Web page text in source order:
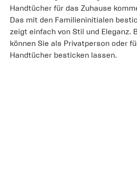
Handtücher für das Zuhause
Das mit den Familieninitialen
zeigt einfach von Stil und Eleganz.
können Sie als Privatperson oder
Handtücher besticken lassen.